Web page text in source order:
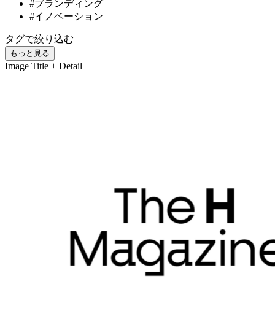
#ブランディング
#イノベーション
タグで絞り込む
もっと見る
Image Title + Detail